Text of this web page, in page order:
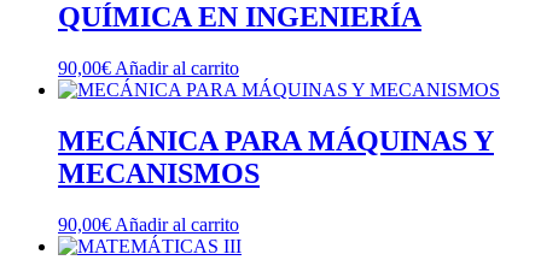
QUÍMICA EN INGENIERÍA
90,00€ Añadir al carrito
MECÁNICA PARA MÁQUINAS Y
MECANISMOS
90,00€ Añadir al carrito